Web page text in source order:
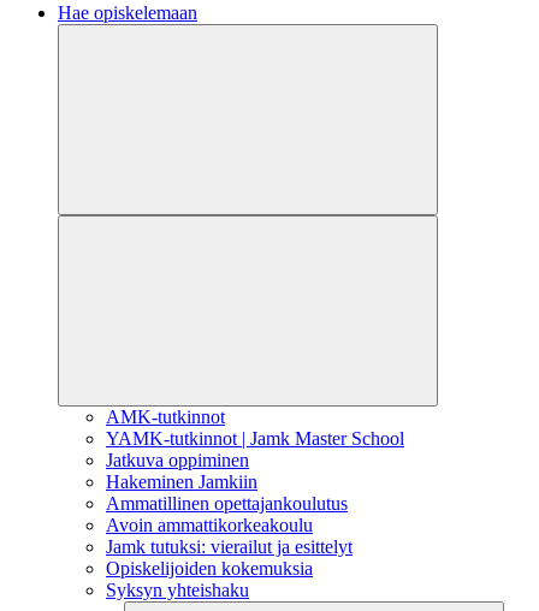
Hae opiskelemaan
AMK-tutkinnot
YAMK-tutkinnot | Jamk Master School
Jatkuva oppiminen
Hakeminen Jamkiin
Ammatillinen opettajankoulutus
Avoin ammattikorkeakoulu
Jamk tutuksi: vierailut ja esittelyt
Opiskelijoiden kokemuksia
Syksyn yhteishaku